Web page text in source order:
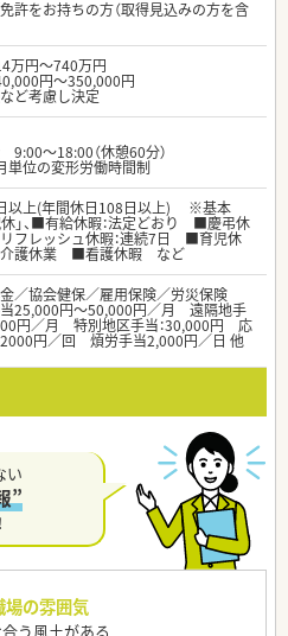
許をお持ちの方（取得見込みの方を含
万円～740万円
円～350,000円
ど考慮し決定
～18:00（休憩60分）
位の変形労働時間制
以上(年間休日108日以上) ※基本
休」、■有給休暇：法定どおり ■慶弔休
レッシュ休暇：連続7日 ■育児休
護休業 ■看護休暇 など
／協会健保／雇用保険／労災保険
25,000円～50,000円／月 遠隔地手
円／月 特別地区手当：30,000円 応
円／回 煩労手当2,000円／日 他
い
”
場の雰囲気
う風土がある